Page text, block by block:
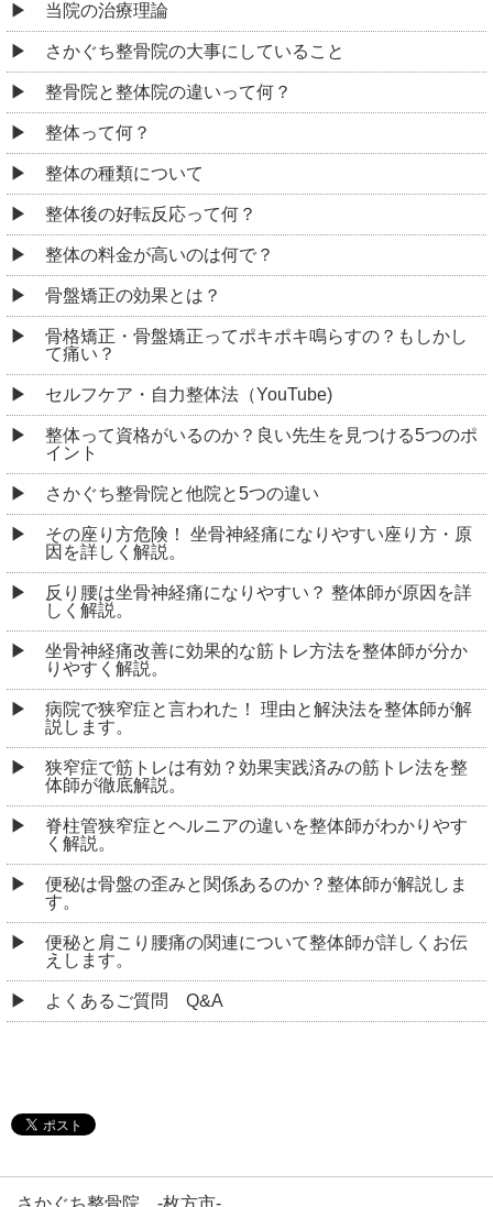
当院の治療理論
さかぐち整骨院の大事にしていること
整骨院と整体院の違いって何？
整体って何？
整体の種類について
整体後の好転反応って何？
整体の料金が高いのは何で？
骨盤矯正の効果とは？
骨格矯正・骨盤矯正ってポキポキ鳴らすの？もしかし
て痛い？
セルフケア・自力整体法（YouTube)
整体って資格がいるのか？良い先生を見つける5つのポ
イント
さかぐち整骨院と他院と5つの違い
その座り方危険！ 坐骨神経痛になりやすい座り方・原
因を詳しく解説。
反り腰は坐骨神経痛になりやすい？ 整体師が原因を詳
しく解説。
坐骨神経痛改善に効果的な筋トレ方法を整体師が分か
りやすく解説。
病院で狭窄症と言われた！ 理由と解決法を整体師が解
説します。
狭窄症で筋トレは有効？効果実践済みの筋トレ法を整
体師が徹底解説。
脊柱管狭窄症とヘルニアの違いを整体師がわかりやす
く解説。
便秘は骨盤の歪みと関係あるのか？整体師が解説しま
す。
便秘と肩こり腰痛の関連について整体師が詳しくお伝
えします。
よくあるご質問 Q&A
さかぐち整骨院 -枚方市-